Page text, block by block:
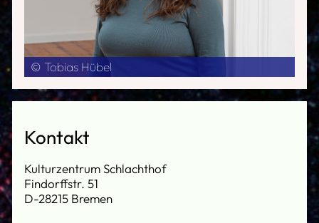
© Tobias Hübel
Kontakt
Kulturzentrum Schlachthof
Findorffstr. 51
D-28215 Bremen